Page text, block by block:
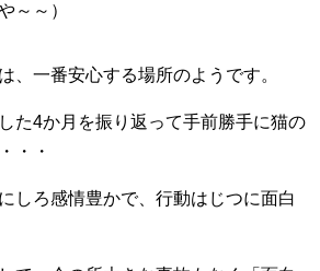
～～）
、一番安心する場所のようです。
た4か月を振り返って手前勝手に猫の
・・
しろ感情豊かで、行動はじつに面白